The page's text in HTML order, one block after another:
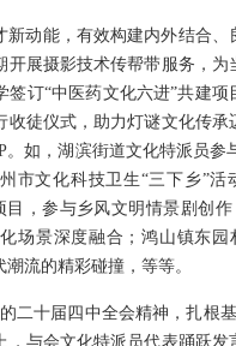
新动能，有效构建内外结合
开展摄影技术传帮带服务，
签订“中医药文化六进”共建
收徒仪式，助力灯谜文化传
。如，湖滨街道文化特派员
市文化科技卫生“三下乡”
目，参与乡风文明情景剧创
场景深度融合；鸿山镇东
流的精彩碰撞，等等。
二十届四中全会精神，扎根
，与会文化特派员代表踊跃